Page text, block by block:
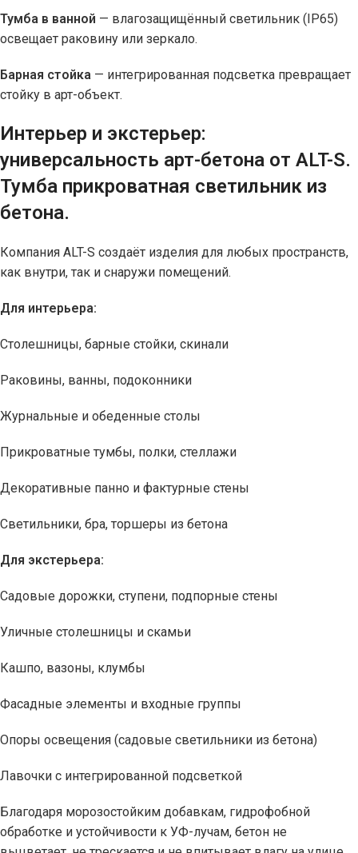
Тумба в ванной — влагозащищённый светильник (IP65)
освещает раковину или зеркало.
Барная стойка — интегрированная подсветка превращает
стойку в арт-объект.
Интерьер и экстерьер:
универсальность арт-бетона от ALT-S.
Тумба прикроватная светильник из
бетона.
Компания ALT-S создаёт изделия для любых пространств,
как внутри, так и снаружи помещений.
Для интерьера:
Столешницы, барные стойки, скинали
Раковины, ванны, подоконники
Журнальные и обеденные столы
Прикроватные тумбы, полки, стеллажи
Декоративные панно и фактурные стены
Светильники, бра, торшеры из бетона
Для экстерьера:
Садовые дорожки, ступени, подпорные стены
Уличные столешницы и скамьи
Кашпо, вазоны, клумбы
Фасадные элементы и входные группы
Опоры освещения (садовые светильники из бетона)
Лавочки с интегрированной подсветкой
Благодаря морозостойким добавкам, гидрофобной
обработке и устойчивости к УФ-лучам, бетон не